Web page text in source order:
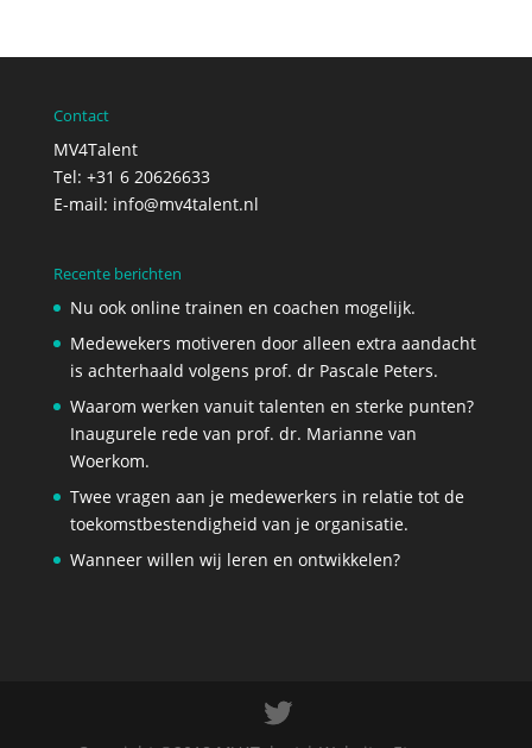
Contact
MV4Talent
Tel: +31 6 20626633
E-mail: info@mv4talent.nl
Recente berichten
Nu ook online trainen en coachen mogelijk.
Medewekers motiveren door alleen extra aandacht
is achterhaald volgens prof. dr Pascale Peters.
Waarom werken vanuit talenten en sterke punten?
Inaugurele rede van prof. dr. Marianne van
Woerkom.
Twee vragen aan je medewerkers in relatie tot de
toekomstbestendigheid van je organisatie.
Wanneer willen wij leren en ontwikkelen?